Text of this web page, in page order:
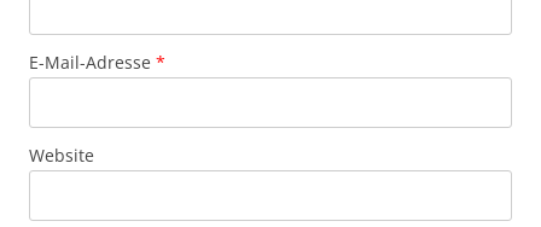
E-Mail-Adresse *
Website